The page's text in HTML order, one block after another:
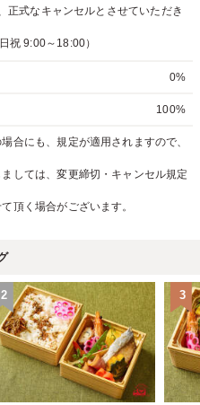
正式なキャンセルとさせていただき
祝 9:00～18:00）
0%
100%
合にも、規定が適用されますので、
しては、変更締切・キャンセル規定
頂く場合がございます。
2 3